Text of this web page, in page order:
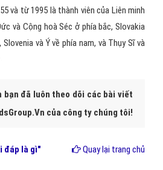
và từ 1995 là thành viên của Liên minh
và Cộng hoà Séc ở phía bắc, Slovakia
và Ý về phía nam, và Thụy Sĩ và
bạn đã luôn theo dõi các bài viết
của công ty chúng tôi!
đáp là gì" Quay lại trang chủ